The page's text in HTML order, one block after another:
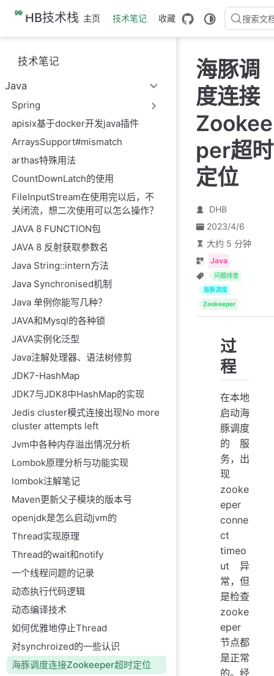
跳
主
要
內
HB技术栈 主页 技术笔记 收藏 搜索文
技术笔记
Java
Spring
apisix基于docker开发java插件
ArraysSupport#mismatch
arthas特殊用法
CountDownLatch的使用
FileInputStream在使用完以后，不
关闭流，想二次使用可以怎么操作？
JAVA 8 FUNCTION包
JAVA 8 反射获取参数名
Java String::intern方法
Java Synchronised机制
Java 单例你能写几种？
JAVA和Mysql的各种锁
JAVA实例化泛型
Java注解处理器、语法树修剪
JDK7-HashMap
JDK7与JDK8中HashMap的实现
Jedis cluster模式连接出现No more
cluster attempts left
Jvm中各种内存溢出情况分析
Lombok原理分析与功能实现
lombok注解笔记
Maven更新父子模块的版本号
openjdk是怎么启动jvm的
Thread实现原理
Thread的wait和notify
一个线程问题的记录
动态执行代码逻辑
动态编译技术
如何优雅地停止Thread
对synchroized的一些认识
海豚调度连接Zookeeper超时定位
海豚调
度连接
Zookee
per超时
定位
DHB
2023/4/6
大约 5 分钟
Java
问题排查
海豚调度
Zookeeper
过
程
在本地
启动海
豚调度
的服
务，出
现
zooke
eper
conne
ct
timeo
ut异
常，但
是检查
zooke
eper
节点都
是正常
的。经